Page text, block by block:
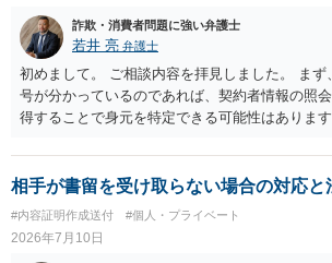
（Switch2等）の事実も踏まえ、応じない場合は
勢で交渉に臨むのが現実的かと思います。
詐欺・消費者問題に強い弁護士
若井 亮 弁護士
初めまして。 ご相談内容を拝見しました。 まず
号が分かっているのであれば、契約者情報の照
得することで身元を特定できる可能性はありま
ろです。 LINEについても、詐欺の事案であれば
りますが、携帯電話の番号を経由する方法より
を特定した後は、返金の理屈があるかどうかを
本的に贈与に該当する場合には返金請求ができ
当方に返金の理屈があるかどうかを確認してい
相手が書留を受け取らない場合の対応と
#内容証明作成送付 #個人・プライベート
2026年7月10日